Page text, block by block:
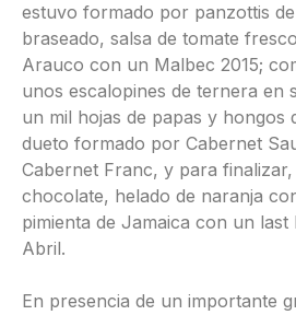
estuvo formado por panzottis
braseado, salsa de tomate
Arauco con un Malbec 2015;
unos escalopines de ternera en
un mil hojas de papas y hongos
dueto formado por Cabernet
Cabernet Franc, y para
chocolate, helado de naranja
pimienta de Jamaica con un last
Abril.
En presencia de un importante